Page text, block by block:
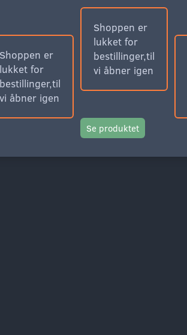
Shoppen er
lukket for
bestillinger,til
vi åbner igen
Shoppen er
lukket for
bestillinger,til
vi åbner igen
Se produktet